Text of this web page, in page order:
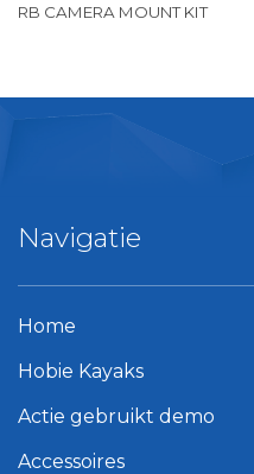
RB CAMERA MOUNT KIT
Navigatie
Home
Hobie Kayaks
Actie gebruikt demo
Accessoires